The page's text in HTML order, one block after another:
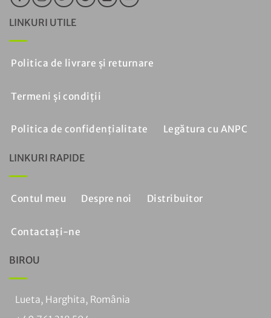
LINKURI UTILE
Politica de livrare și returnare
Termeni și condiții
Politica de confidențialitate Legătura cu ANPC
LINKURI RAPIDE
Contul meu Despre noi Distribuitor
Contactați-ne
BIROU
Lueta, Harghita, România